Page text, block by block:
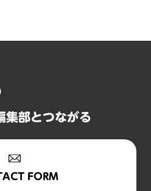
部とつながる
FORM